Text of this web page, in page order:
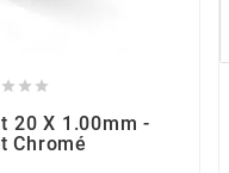
  
20 X 1.00mm -
Chromé